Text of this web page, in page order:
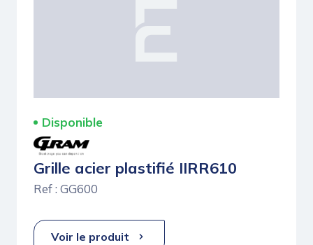
Disponible
Grille acier plastifié IIRR610
Ref : GG600
Voir le produit